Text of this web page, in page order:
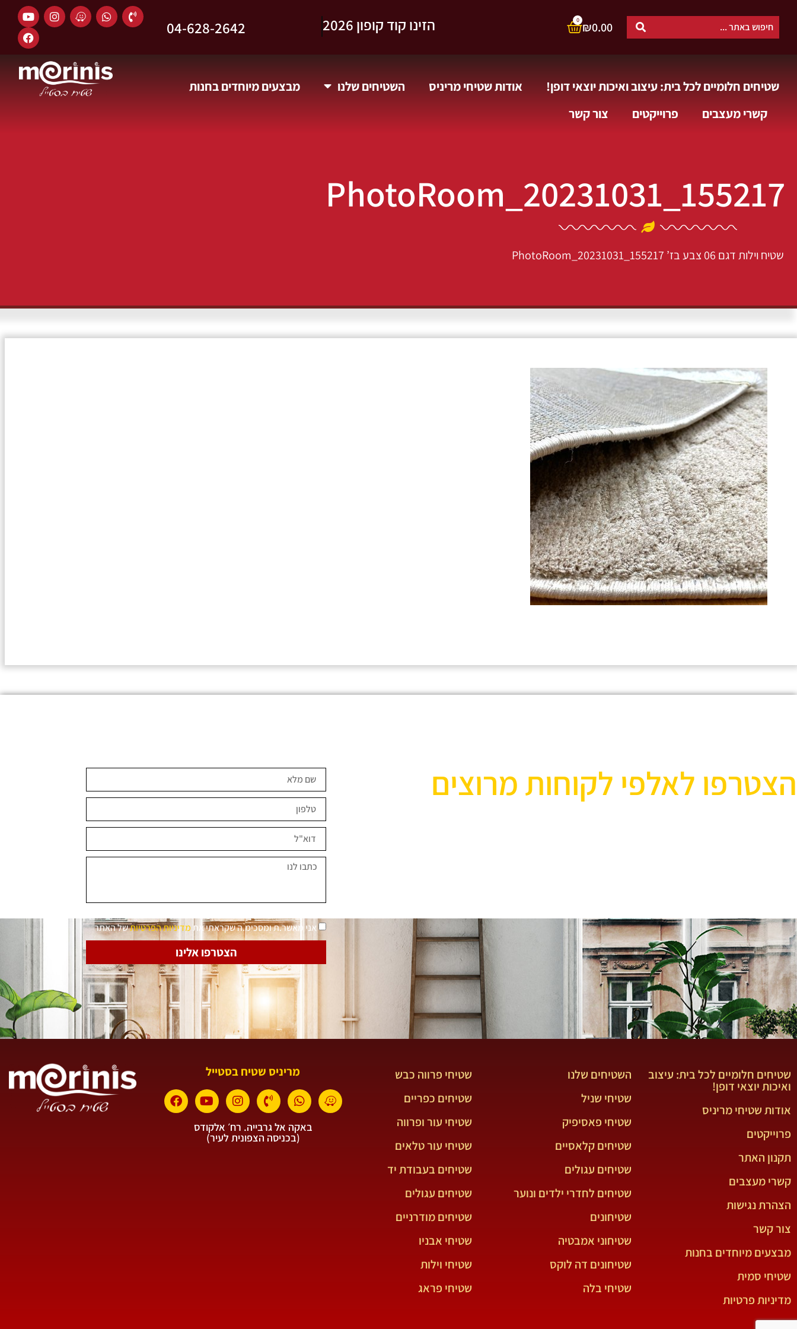
₪0.00
0 וקבלו 10% הנחה. 04-628-2642
שטיחים חלומיים לכל בית: עיצוב ואיכות יוצאי דופן! אודות שטיחי מריניס השטיחים שלנו
מבצעים מיוחדים בחנות
קשרי מעצבים
פרוייקטים צור קשר
PhotoRoom_20231031_155217
שטיח וילות דגם 06 צבע בז’ PhotoRoom_20231031_155217
הצטרפו לאלפי לקוחות מרוצים
אני מאשר.ת ומסכימ.ה שקראתי את מדיניות הפרטיותשל האתר
הצטרפו אלינו
שטיחים חלומיים לכל בית: עיצוב
ואיכות יוצאי דופן!
אודות שטיחי מריניס
פרוייקטים
תקנון האתר
קשרי מעצבים
הצהרת נגישות
צור קשר
מבצעים מיוחדים בחנות
שטיחי סמית
מדיניות פרטיות
השטיחים שלנו
שטיחי שניל
שטיחי פאסיפיק
שטיחים קלאסיים
שטיחים עגולים
שטיחים לחדרי ילדים ונוער
שטיחונים
שטיחוני אמבטיה
שטיחונים דה לוקס
שטיחי בלה
שטיחי פרווה כבש
שטיחים כפריים
שטיחי עור ופרווה
שטיחי עור טלאים
שטיחים בעבודת יד
שטיחים עגולים
שטיחים מודרניים
שטיחי אבניו
שטיחי וילות
שטיחי פראג
מריניס שטיח בסטייל
באקה אל גרבייה. רח׳ אלקודס
(בכניסה הצפונית לעיר)